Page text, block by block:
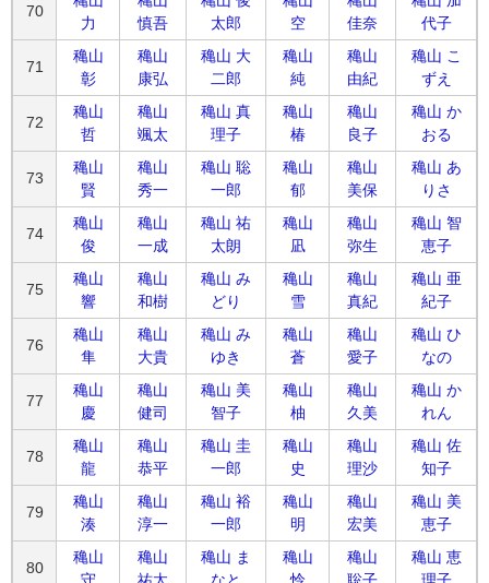
70
力
慎吾
太郎
空
佳奈
代子
71
穐山
彰
穐山
康弘
穐山 大
二郎
穐山
純
穐山
由紀
穐山 こ
ずえ
72
穐山
哲
穐山
颯太
穐山 真
理子
穐山
椿
穐山
良子
穐山 か
おる
73
穐山
賢
穐山
秀一
穐山 聡
一郎
穐山
郁
穐山
美保
穐山 あ
りさ
74
穐山
俊
穐山
一成
穐山 祐
太朗
穐山
凪
穐山
弥生
穐山 智
恵子
75
穐山
響
穐山
和樹
穐山 み
どり
穐山
雪
穐山
真紀
穐山 亜
紀子
76
穐山
隼
穐山
大貴
穐山 み
ゆき
穐山
蒼
穐山
愛子
穐山 ひ
なの
77
穐山
慶
穐山
健司
穐山 美
智子
穐山
柚
穐山
久美
穐山 か
れん
78
穐山
龍
穐山
恭平
穐山 圭
一郎
穐山
史
穐山
理沙
穐山 佐
知子
79
穐山
湊
穐山
淳一
穐山 裕
一郎
穐山
明
穐山
宏美
穐山 美
恵子
80
穐山
守
穐山
祐太
穐山 ま
なと
穐山
怜
穐山
聡子
穐山 恵
理子